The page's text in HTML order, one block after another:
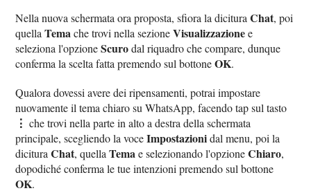
Nella nuova schermata ora proposta, sfiora la dicituraChat, poi
quellaTemache trovi nella sezioneVisualizzazionee
seleziona l'opzioneScurodal riquadro che compare, dunque
conferma la scelta fatta premendo sul bottoneOK.
Qualora dovessi avere dei ripensamenti, potrai impostare
nuovamente il tema chiaro su WhatsApp, facendo tap sul tasto
⋮ che trovi nella parte in alto a destra della schermata
principale, scegliendo la voceImpostazionidal menu, poi la
dicituraChat, quellaTemae selezionando l'opzioneChiaro,
dopodiché conferma le tue intenzioni premendo sul bottone
OK.